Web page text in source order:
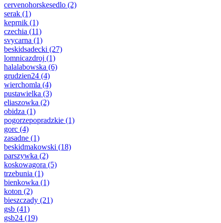
cervenohorskesedlo (2)
serak (1)
keprnik (1)
czechia (11)
svycarna (1)
beskidsadecki (27)
lomnicazdroj (1)
halalabowska (6)
grudzien24 (4)
wierchomla (4)
pustawielka (3)
eliaszowka (2)
obidza (1)
pogorzepopradzkie (1)
gorc (4)
zasadne (1)
beskidmakowski (18)
parszywka (2)
koskowagora (5)
trzebunia (1)
bienkowka (1)
koton (2)
bieszczady (21)
gsb (41)
gsb24 (19)